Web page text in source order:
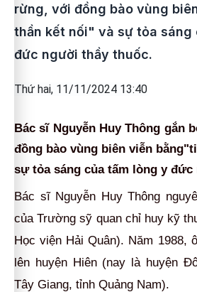
rừng, với đồng bào vùng
thần kết nối" và sự tỏa sáng
đức người thầy thuốc.
Thứ hai, 11/11/2024 13:40
Bác sĩ Nguyễn Huy Thông gắn
đồng bào vùng biên viễn
sự tỏa sáng của tấm lòng y
Bác sĩ Nguyễn Huy Thông
của Trường sỹ quan chỉ huy kỹ
Học viện Hải Quân). Năm 1988,
lên huyện Hiên (nay là huyện
Tây Giang, tỉnh Quảng Nam).